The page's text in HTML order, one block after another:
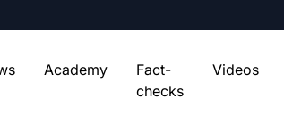
Academy
Fact-
checks
Videos